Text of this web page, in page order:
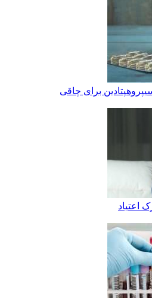
برای چاقی
اعتیاد